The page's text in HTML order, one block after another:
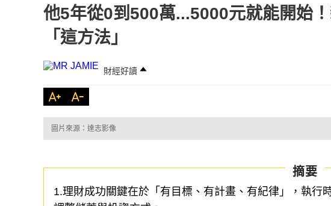
他5年從0到500萬...5000元就能開始
「這方法」
財經好讀
圖片來源：達志影像
摘要
1.理財成功關鍵在於「有目標、有計畫、有紀律」，執行